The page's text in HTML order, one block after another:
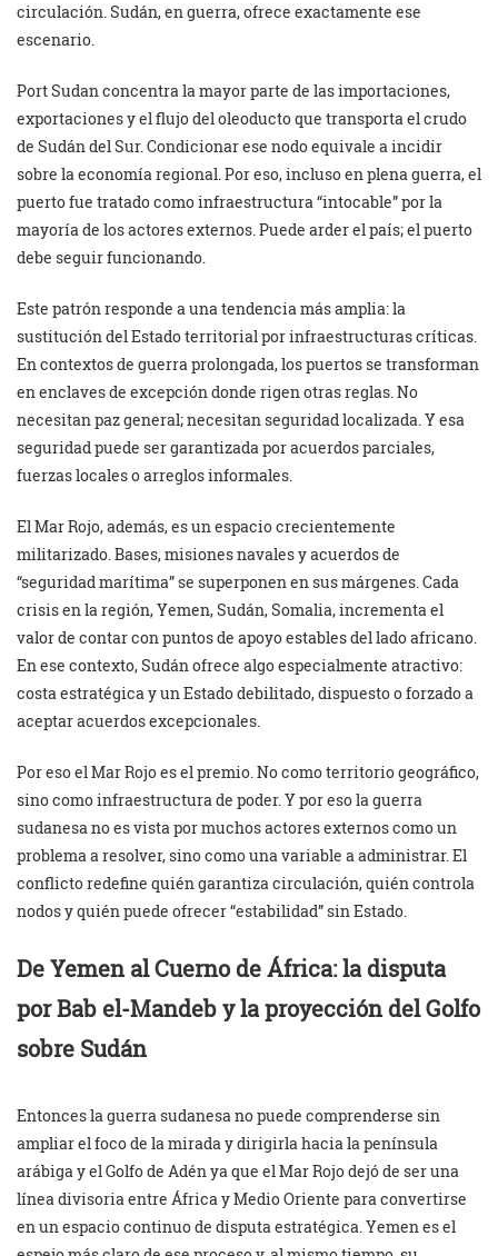
circulación. Sudán, en guerra, ofrece exactamente ese
escenario.
Port Sudan concentra la mayor parte de las importaciones,
exportaciones y el flujo del oleoducto que transporta el crudo
de Sudán del Sur. Condicionar ese nodo equivale a incidir
sobre la economía regional. Por eso, incluso en plena guerra, el
puerto fue tratado como infraestructura “intocable” por la
mayoría de los actores externos. Puede arder el país; el puerto
debe seguir funcionando.
Este patrón responde a una tendencia más amplia: la
sustitución del Estado territorial por infraestructuras críticas.
En contextos de guerra prolongada, los puertos se transforman
en enclaves de excepción donde rigen otras reglas. No
necesitan paz general; necesitan seguridad localizada. Y esa
seguridad puede ser garantizada por acuerdos parciales,
fuerzas locales o arreglos informales.
El Mar Rojo, además, es un espacio crecientemente
militarizado. Bases, misiones navales y acuerdos de
“seguridad marítima” se superponen en sus márgenes. Cada
crisis en la región, Yemen, Sudán, Somalia, incrementa el
valor de contar con puntos de apoyo estables del lado africano.
En ese contexto, Sudán ofrece algo especialmente atractivo:
costa estratégica y un Estado debilitado, dispuesto o forzado a
aceptar acuerdos excepcionales.
Por eso el Mar Rojo es el premio. No como territorio geográfico,
sino como infraestructura de poder. Y por eso la guerra
sudanesa no es vista por muchos actores externos como un
problema a resolver, sino como una variable a administrar. El
conflicto redefine quién garantiza circulación, quién controla
nodos y quién puede ofrecer “estabilidad” sin Estado.
De Yemen al Cuerno de África: la disputa
por Bab el-Mandeb y la proyección del Golfo
sobre Sudán
Entonces la guerra sudanesa no puede comprenderse sin
ampliar el foco de la mirada y dirigirla hacia la península
arábiga y el Golfo de Adén ya que el Mar Rojo dejó de ser una
línea divisoria entre África y Medio Oriente para convertirse
en un espacio continuo de disputa estratégica. Yemen es el